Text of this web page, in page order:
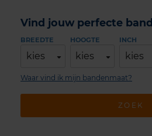
Vind jouw perfecte band
BREEDTE
kies
HOOGTE
kies
INCH
kies
ZOEK
Waar vind ik mijn bandenmaat?